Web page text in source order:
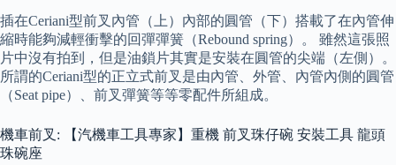
插在Ceriani型前叉內管（上）內部的圓管（下）搭載了在內管伸
縮時能夠減輕衝擊的回彈彈簧（Rebound spring）。 雖然這張照
片中沒有拍到，但是油鎖片其實是安裝在圓管的尖端（左側）。
所謂的Ceriani型的正立式前叉是由內管、外管、內管內側的圓管
（Seat pipe）、前叉彈簧等等零配件所組成。
機車前叉: 【汽機車工具專家】重機 前叉珠仔碗 安裝工具 龍頭
珠碗座